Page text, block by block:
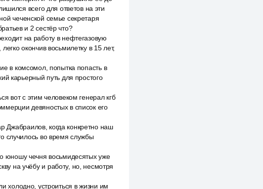
всего для ответов на эти
чеченской семье секретаря
и 2 сестёр что?
на работу в нефтегазовую
окончив восьмилетку в 15 лет,
в комсомол, попытка попасть в
карьерный путь для простого
вот с этим человеком генерал кгб
девяностых в список его
Джабраилов, когда конкретно наш
случилось во время службы
юношу чечня восьмидесятых уже
на учёбу и работу, но, несмотря
холодно, устроиться в жизни им